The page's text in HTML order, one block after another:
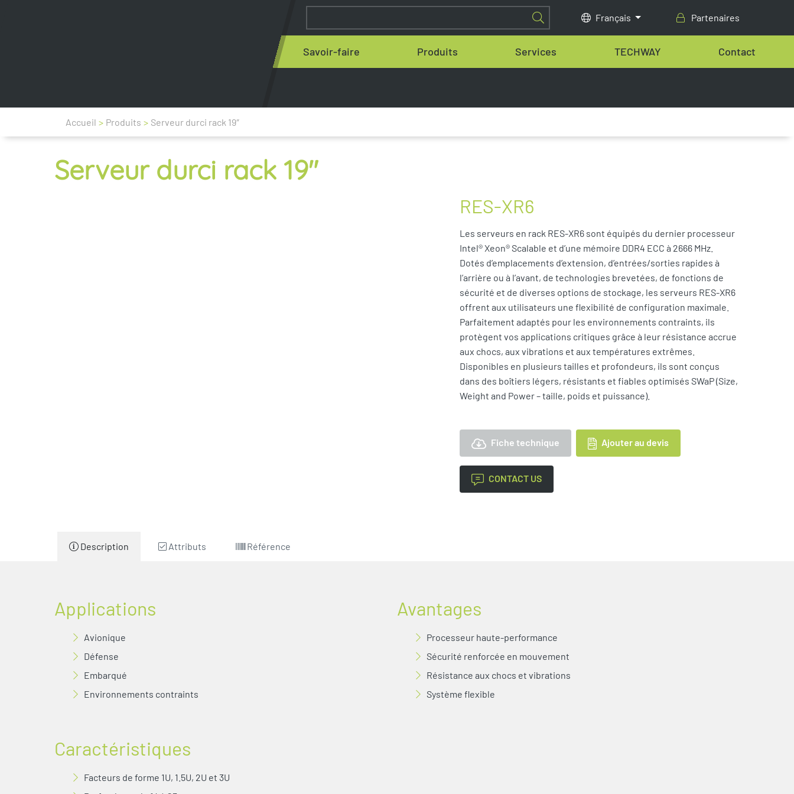
Français Partenaires
Savoir-faire Produits Services TECHWAY Contact
Accueil > Produits > Serveur durci rack 19″
Serveur durci rack 19″
RES-XR6
Les serveurs en rack RES-XR6 sont équipés du dernier processeur
Intel® Xeon® Scalable et d’une mémoire DDR4 ECC à 2666 MHz.
Dotés d’emplacements d’extension, d’entrées/sorties rapides à
l’arrière ou à l’avant, de technologies brevetées, de fonctions de
sécurité et de diverses options de stockage, les serveurs RES-XR6
offrent aux utilisateurs une flexibilité de configuration maximale.
Parfaitement adaptés pour les environnements contraints, ils
protègent vos applications critiques grâce à leur résistance accrue
aux chocs, aux vibrations et aux températures extrêmes.
Disponibles en plusieurs tailles et profondeurs, ils sont conçus
dans des boîtiers légers, résistants et fiables optimisés SWaP (Size,
Weight and Power – taille, poids et puissance).
Fiche technique Ajouter au devis
CONTACT US
Description Attributs Référence
Applications
Avionique
Défense
Embarqué
Environnements contraints
Avantages
Processeur haute-performance
Sécurité renforcée en mouvement
Résistance aux chocs et vibrations
Système flexible
Caractéristiques
Facteurs de forme 1U, 1.5U, 2U et 3U